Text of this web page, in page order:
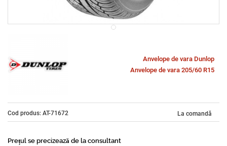
Anvelope de vara Dunlop
Anvelope de vara 205/60 R15
Cod produs: AT-71672 La comandă
Prețul se precizează de la consultant